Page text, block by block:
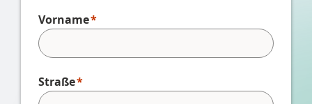
Vorname
Straße